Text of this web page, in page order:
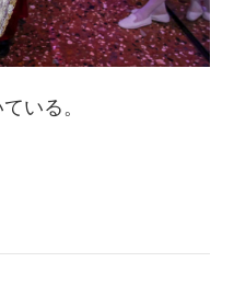
いる。